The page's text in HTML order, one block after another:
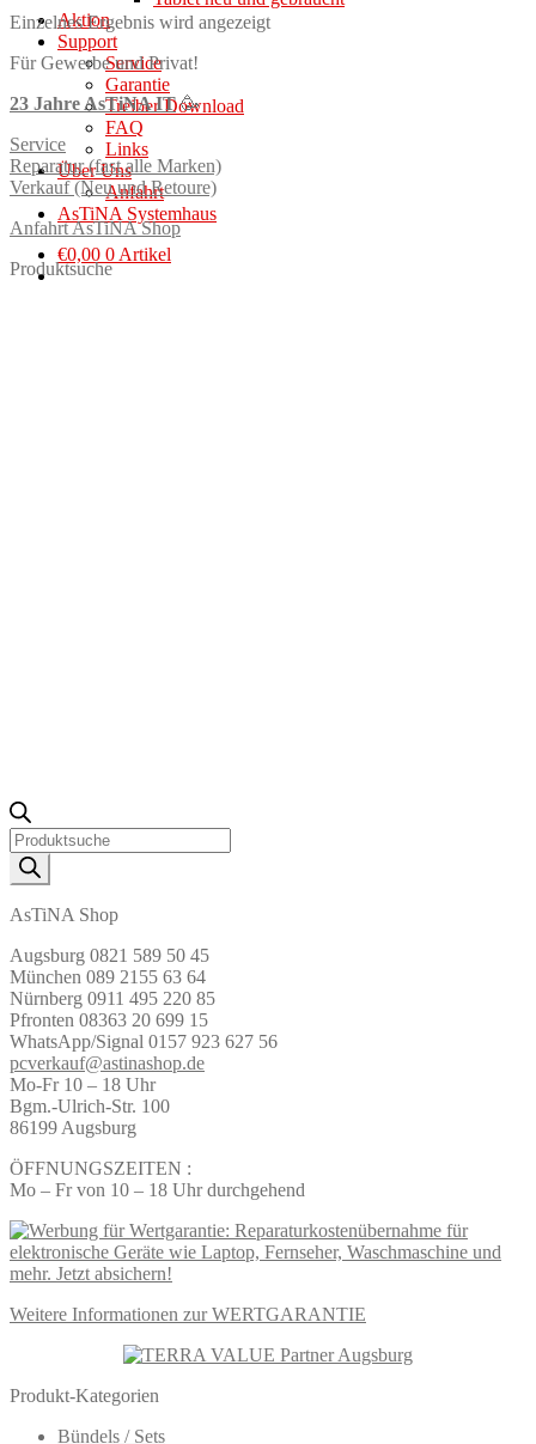
Aktion
Support
Service
Garantie
Treiber Download
FAQ
Links
Über Uns
Anfahrt
AsTiNA Systemhaus
€0,00 0 Artikel
Einzelnes Ergebnis wird angezeigt
Für Gewerbe und Privat!
23 Jahre AsTiNA IT🥳
Service
Reparatur (fast alle Marken)
Verkauf (Neu und Retoure)
Anfahrt AsTiNA Shop
Produktsuche
Products
search
AsTiNA Shop
Augsburg 0821 589 50 45
München 089 2155 63 64
Nürnberg 0911 495 220 85
Pfronten 08363 20 699 15
WhatsApp/Signal 0157 923 627 56
pcverkauf@astinashop.de
Mo-Fr 10 – 18 Uhr
Bgm.-Ulrich-Str. 100
86199 Augsburg
ÖFFNUNGSZEITEN :
Mo – Fr von 10 – 18 Uhr durchgehend
Weitere Informationen zur WERTGARANTIE
Produkt-Kategorien
Bündels / Sets